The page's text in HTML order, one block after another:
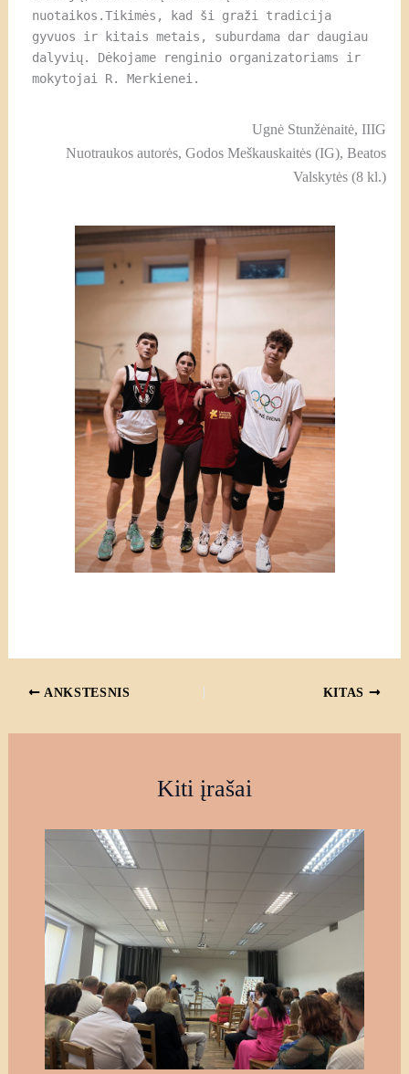
nuotaikos.Tikimės, kad ši graži tradicija
gyvuos ir kitais metais, suburdama dar daugiau
dalyvių. Dėkojame renginio organizatoriams ir
mokytojai R. Merkienei.
Ugnė Stunžėnaitė, IIIG
Nuotraukos autorės, Godos Meškauskaitės (IG), Beatos
Valskytės (8 kl.)
ANKSTESNIS KITAS
Kiti įrašai